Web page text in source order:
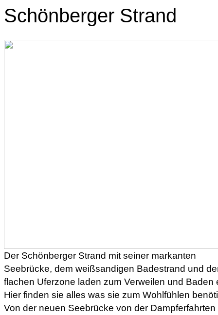
Schönberger Strand
Der Schönberger Strand mit seiner markanten
Seebrücke, dem weißsandigen Badestrand und
flachen Uferzone laden zum Verweilen und Baden
Hier finden sie alles was sie zum Wohlfühlen
Von der neuen Seebrücke von der Dampferfahrten